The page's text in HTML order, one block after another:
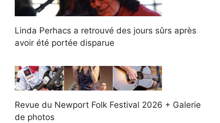
Linda Perhacs a retrouvé des jours sûrs après
avoir été portée disparue
Revue du Newport Folk Festival 2026 + Galerie
de photos